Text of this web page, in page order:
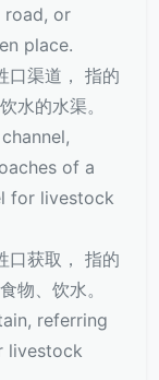
road, or
place.
口渠道， 指的
水的水渠。
of a
for livestock
口获取， 指的
物、饮水。
referring
livestock